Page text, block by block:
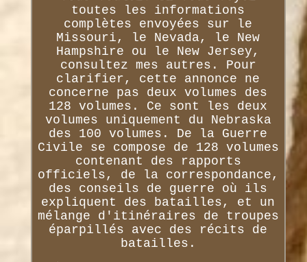
toutes les informations
complètes envoyées sur le
Missouri, le Nevada, le New
Hampshire ou le New Jersey,
consultez mes autres. Pour
clarifier, cette annonce ne
concerne pas deux volumes des
128 volumes. Ce sont les deux
volumes uniquement du Nebraska
des 100 volumes. De la Guerre
Civile se compose de 128 volumes
contenant des rapports
officiels, de la correspondance,
des conseils de guerre où ils
expliquent des batailles, et un
mélange d'itinéraires de troupes
éparpillés avec des récits de
batailles.